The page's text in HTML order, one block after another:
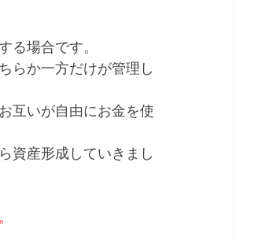
る場合です。
らか一方だけが管理し
互いが自由にお金を使
資産形成していきまし